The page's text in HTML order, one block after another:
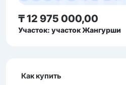
₸ 12 975 000,00
Участок: участок Жангурши
Как купить